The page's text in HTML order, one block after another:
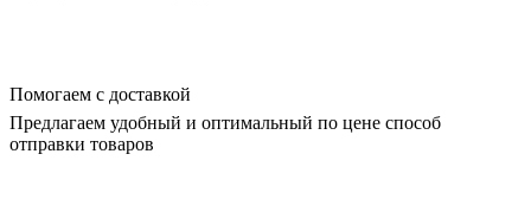
Помогаем с доставкой
Предлагаем удобный и оптимальный по цене способ
отправки товаров